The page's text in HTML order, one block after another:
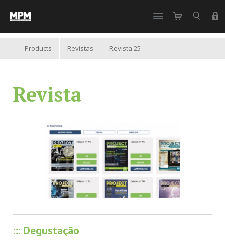
Products Revistas Revista 25
Revista
::: Degustação